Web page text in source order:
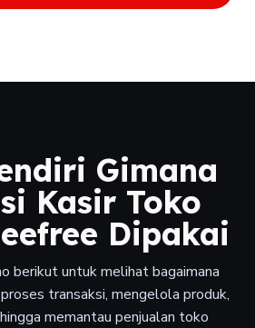
Gimana
Kasir Toko
Dipakai
berikut untuk melihat bagaimana
transaksi, mengelola produk,
memantau penjualan toko